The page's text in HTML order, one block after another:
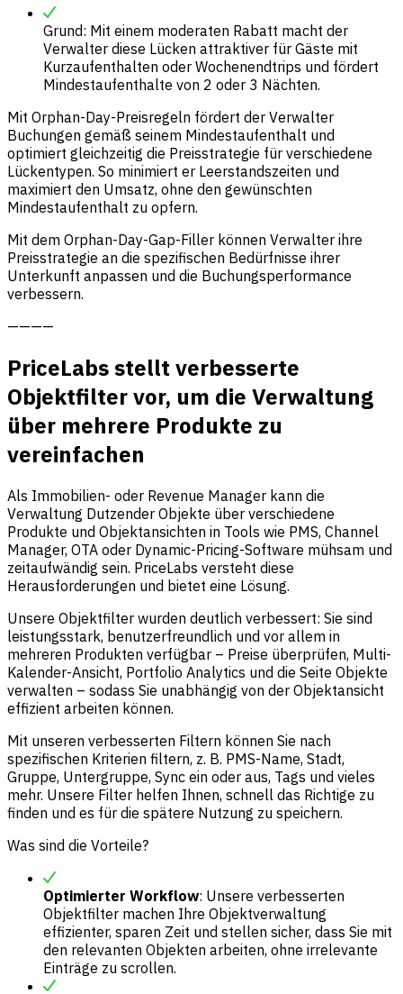
Grund: Mit einem moderaten Rabatt macht der
Verwalter diese Lücken attraktiver für Gäste mit
Kurzaufenthalten oder Wochenendtrips und fördert
Mindestaufenthalte von 2 oder 3 Nächten.
Mit Orphan-Day-Preisregeln fördert der Verwalter
Buchungen gemäß seinem Mindestaufenthalt und
optimiert gleichzeitig die Preisstrategie für verschiedene
Lückentypen. So minimiert er Leerstandszeiten und
maximiert den Umsatz, ohne den gewünschten
Mindestaufenthalt zu opfern.
Mit dem Orphan-Day-Gap-Filler können Verwalter ihre
Preisstrategie an die spezifischen Bedürfnisse ihrer
Unterkunft anpassen und die Buchungsperformance
verbessern.
————
PriceLabs stellt verbesserte
Objektfilter vor, um die Verwaltung
über mehrere Produkte zu
vereinfachen
Als Immobilien- oder Revenue Manager kann die
Verwaltung Dutzender Objekte über verschiedene
Produkte und Objektansichten in Tools wie PMS, Channel
Manager, OTA oder Dynamic-Pricing-Software mühsam und
zeitaufwändig sein. PriceLabs versteht diese
Herausforderungen und bietet eine Lösung.
Unsere Objektfilter wurden deutlich verbessert: Sie sind
leistungsstark, benutzerfreundlich und vor allem in
mehreren Produkten verfügbar – Preise überprüfen, Multi-
Kalender-Ansicht, Portfolio Analytics und die Seite Objekte
verwalten – sodass Sie unabhängig von der Objektansicht
effizient arbeiten können.
Mit unseren verbesserten Filtern können Sie nach
spezifischen Kriterien filtern, z. B. PMS-Name, Stadt,
Gruppe, Untergruppe, Sync ein oder aus, Tags und vieles
mehr. Unsere Filter helfen Ihnen, schnell das Richtige zu
finden und es für die spätere Nutzung zu speichern.
Was sind die Vorteile?
Optimierter Workflow: Unsere verbesserten
Objektfilter machen Ihre Objektverwaltung
effizienter, sparen Zeit und stellen sicher, dass Sie mit
den relevanten Objekten arbeiten, ohne irrelevante
Einträge zu scrollen.